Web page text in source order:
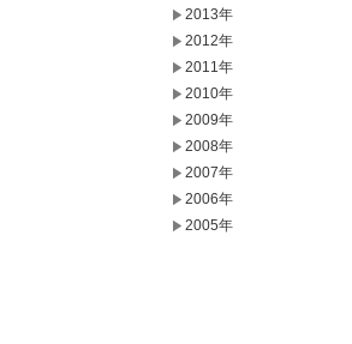
2013年
2012年
2011年
2010年
2009年
2008年
2007年
2006年
2005年